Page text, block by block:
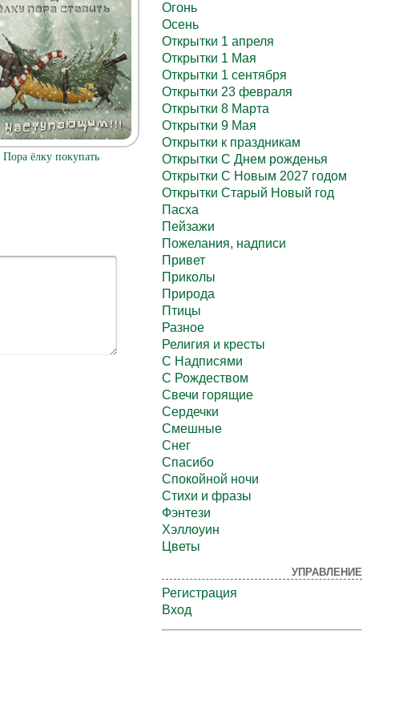
Пора ёлку покупать
Огонь
Осень
Открытки 1 апреля
Открытки 1 Мая
Открытки 1 сентября
Открытки 23 февраля
Открытки 8 Марта
Открытки 9 Мая
Открытки к праздникам
Открытки С Днем рожденья
Открытки С Новым 2027 годом
Открытки Старый Новый год
Пасха
Пейзажи
Пожелания, надписи
Привет
Приколы
Природа
Птицы
Разное
Религия и кресты
С Надписями
С Рождеством
Свечи горящие
Сердечки
Смешные
Снег
Спасибо
Спокойной ночи
Стихи и фразы
Фэнтези
Хэллоуин
Цветы
УПРАВЛЕНИЕ
Регистрация
Вход